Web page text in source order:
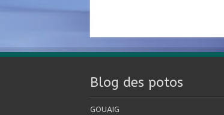
Blog des potos
GOUAIG